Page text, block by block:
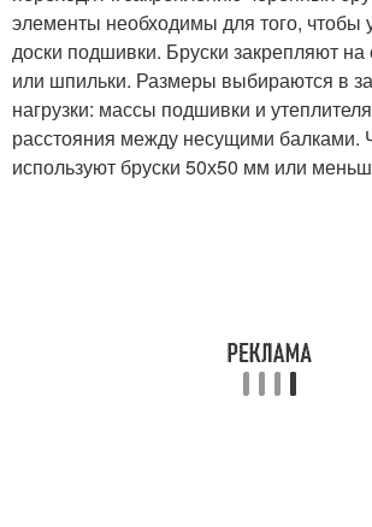
элементы необходимы для того, чтобы
доски подшивки. Бруски закрепляют на
или шпильки. Размеры выбираются в
нагрузки: массы подшивки и
расстояния между несущими балками.
используют бруски 50х50 мм или